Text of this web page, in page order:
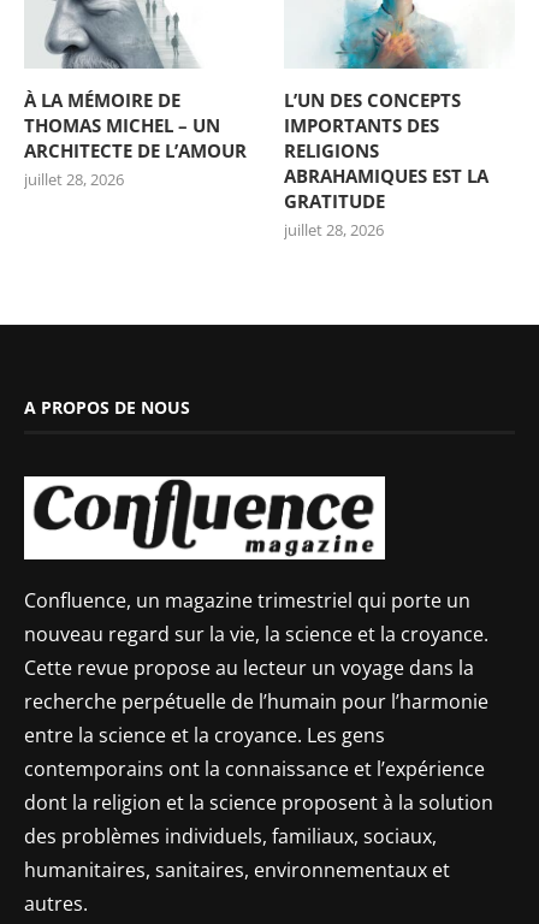
À LA MÉMOIRE DE
THOMAS MICHEL – UN
ARCHITECTE DE L’AMOUR
juillet 28, 2026
L’UN DES CONCEPTS
IMPORTANTS DES
RELIGIONS
ABRAHAMIQUES EST LA
GRATITUDE
juillet 28, 2026
A PROPOS DE NOUS
Confluence, un magazine trimestriel qui porte un
nouveau regard sur la vie, la science et la croyance.
Cette revue propose au lecteur un voyage dans la
recherche perpétuelle de l’humain pour l’harmonie
entre la science et la croyance. Les gens
contemporains ont la connaissance et l’expérience
dont la religion et la science proposent à la solution
des problèmes individuels, familiaux, sociaux,
humanitaires, sanitaires, environnementaux et
autres.